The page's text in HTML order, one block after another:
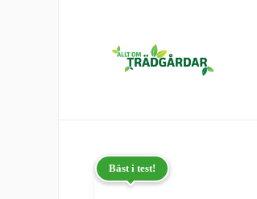
Bäst i test!